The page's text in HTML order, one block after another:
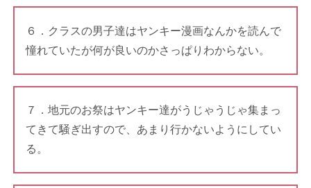
６．クラスの男子達はヤンキー漫画なんかを読んで
憧れていたが何が良いのかさっぱりわからない。
７．地元のお祭はヤンキー達がうじゃうじゃ集まっ
てきて騒ぎ出すので、あまり行かないようにしてい
る。